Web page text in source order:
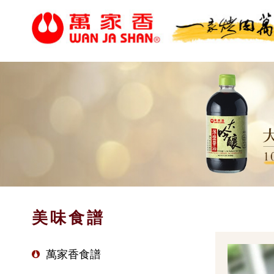
美味食譜
萬家香食譜